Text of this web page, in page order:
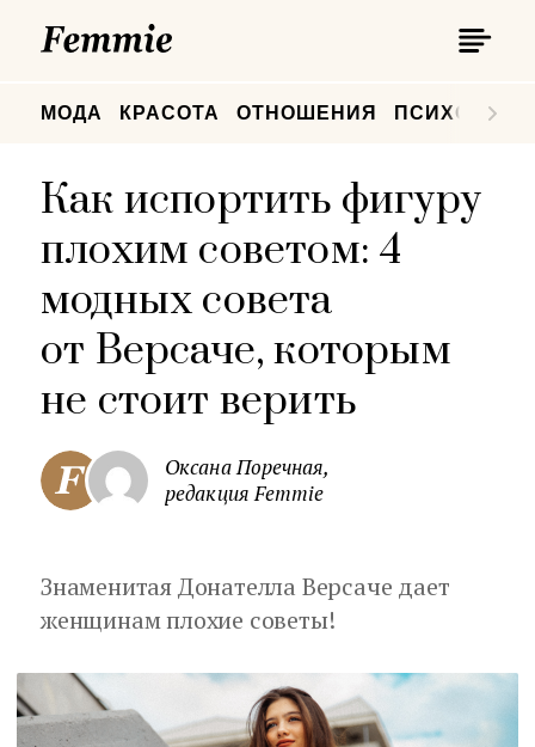
МОДА КРАСОТА ОТНОШЕНИЯ
Как испортить фигуру
плохим советом: 4
модных совета
от Версаче, которым
не стоит верить
Оксана Поречная,
редакция Femmie
Знаменитая Донателла Версаче дает
женщинам плохие советы!